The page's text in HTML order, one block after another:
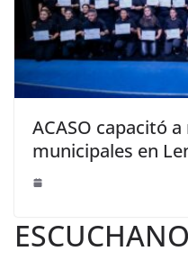
ACASO capacitó
municipales en